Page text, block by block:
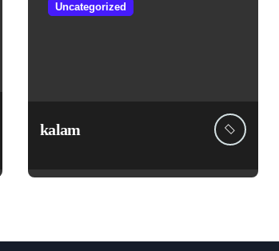
Uncategorized
kalam